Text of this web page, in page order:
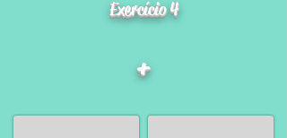
Exercício 4
+